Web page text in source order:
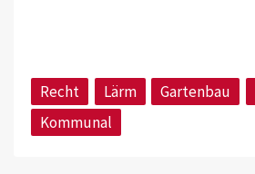
Recht Lärm Gartenbau
Kommunal